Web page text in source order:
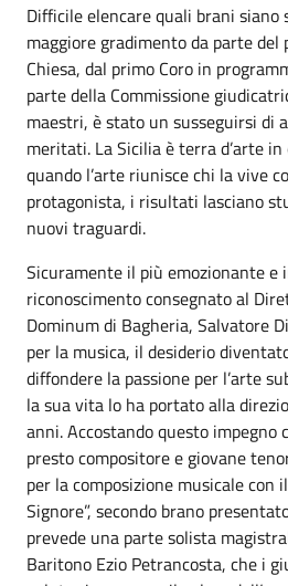
Difficile elencare quali brani siano
maggiore gradimento da parte del
Chiesa, dal primo Coro in
parte della Commissione
maestri, è stato un susseguirsi di
meritati. La Sicilia è terra d’arte
quando l’arte riunisce chi la vive
protagonista, i risultati lasciano
nuovi traguardi.
Sicuramente il più emozionante e
riconoscimento consegnato al
Dominum di Bagheria, Salvatore
per la musica, il desiderio
diffondere la passione per l’arte
la sua vita lo ha portato alla
anni. Accostando questo impegno
presto compositore e giovane
per la composizione musicale con
Signore”, secondo brano
prevede una parte solista
Baritono Ezio Petrancosta, che i